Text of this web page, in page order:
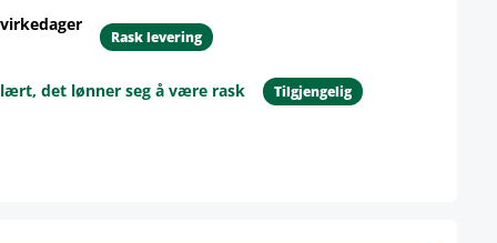
Rask levering
det lønner seg å være rask Tilgjengelig